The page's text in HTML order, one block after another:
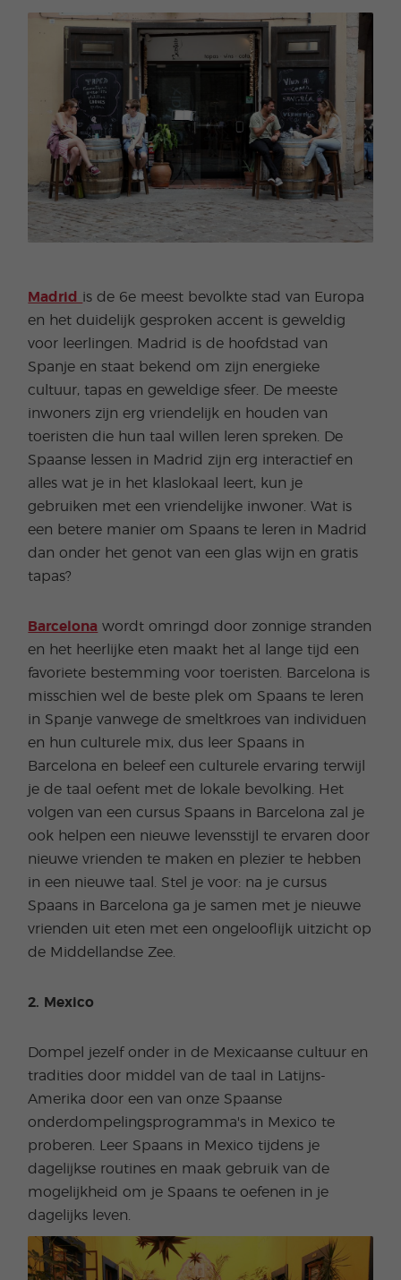
Madrid is de 6e meest bevolkte stad van Europa
en het duidelijk gesproken accent is geweldig
voor leerlingen. Madrid is de hoofdstad van
Spanje en staat bekend om zijn energieke
cultuur, tapas en geweldige sfeer. De meeste
inwoners zijn erg vriendelijk en houden van
toeristen die hun taal willen leren spreken. De
Spaanse lessen in Madrid zijn erg interactief en
alles wat je in het klaslokaal leert, kun je
gebruiken met een vriendelijke inwoner. Wat is
een betere manier om Spaans te leren in Madrid
dan onder het genot van een glas wijn en gratis
tapas?
Barcelona wordt omringd door zonnige stranden
en het heerlijke eten maakt het al lange tijd een
favoriete bestemming voor toeristen. Barcelona is
misschien wel de beste plek om Spaans te leren
in Spanje vanwege de smeltkroes van individuen
en hun culturele mix, dus leer Spaans in
Barcelona en beleef een culturele ervaring terwijl
je de taal oefent met de lokale bevolking. Het
volgen van een cursus Spaans in Barcelona zal je
ook helpen een nieuwe levensstijl te ervaren door
nieuwe vrienden te maken en plezier te hebben
in een nieuwe taal. Stel je voor: na je cursus
Spaans in Barcelona ga je samen met je nieuwe
vrienden uit eten met een ongelooflijk uitzicht op
de Middellandse Zee.
2. Mexico
Dompel jezelf onder in de Mexicaanse cultuur en
tradities door middel van de taal in Latijns-
Amerika door een van onze Spaanse
onderdompelingsprogramma's in Mexico te
proberen. Leer Spaans in Mexico tijdens je
dagelijkse routines en maak gebruik van de
mogelijkheid om je Spaans te oefenen in je
dagelijks leven.